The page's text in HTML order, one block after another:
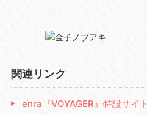
関連リンク
enra『VOYAGER』特設サイト